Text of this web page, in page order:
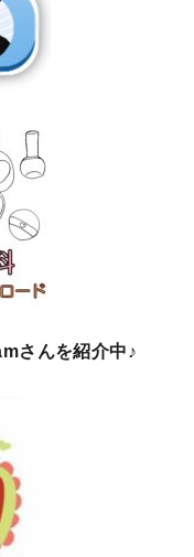
さんを紹介中♪